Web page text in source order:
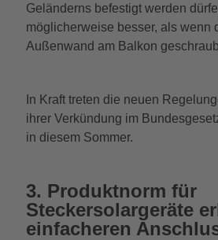
Geländerns befestigt werden
möglicherweise besser, als wenn
Außenwand am Balkon
In Kraft treten die neuen
ihrer Verkündung im
in diesem Sommer.
3. Produktnorm für
Steckersolargeräte
einfacheren